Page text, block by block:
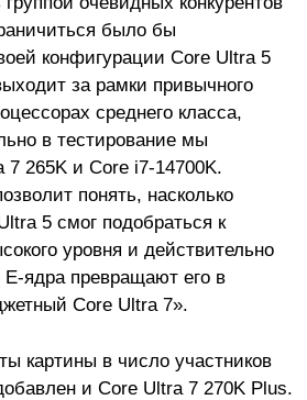
было бы
конфигурации Core Ultra 5
за рамки привычного
среднего класса,
в тестирование мы
265K и Core i7-14700K.
понять, насколько
5 смог подобраться к
уровня и действительно
ядра превращают его в
Core Ultra 7».
картины в число участников
и Core Ultra 7 270K Plus.